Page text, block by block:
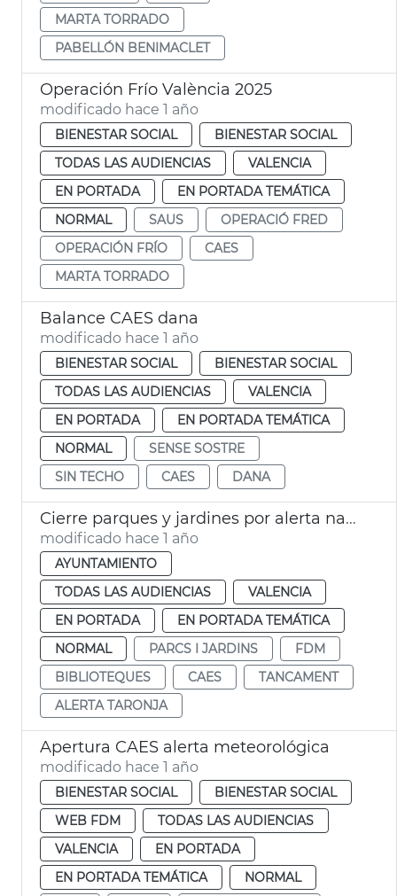
MARTA TORRADO
PABELLÓN BENIMACLET
Operación Frío València 2025
modificado hace 1 año
BIENESTAR SOCIAL
BIENESTAR SOCIAL
TODAS LAS AUDIENCIAS
VALENCIA
EN PORTADA
EN PORTADA TEMÁTICA
NORMAL
SAUS
OPERACIÓ FRED
OPERACIÓN FRÍO
CAES
MARTA TORRADO
Balance CAES dana
modificado hace 1 año
BIENESTAR SOCIAL
BIENESTAR SOCIAL
TODAS LAS AUDIENCIAS
VALENCIA
EN PORTADA
EN PORTADA TEMÁTICA
NORMAL
SENSE SOSTRE
SIN TECHO
CAES DANA
Cierre parques y jardines por alerta naranja
modificado hace 1 año
AYUNTAMIENTO
TODAS LAS AUDIENCIAS
VALENCIA
EN PORTADA
EN PORTADA TEMÁTICA
NORMAL
PARCS I JARDINS
FDM
BIBLIOTEQUES
CAES
TANCAMENT
ALERTA TARONJA
Apertura CAES alerta meteorológica
modificado hace 1 año
BIENESTAR SOCIAL
BIENESTAR SOCIAL
WEB FDM
TODAS LAS AUDIENCIAS
VALENCIA
EN PORTADA
EN PORTADA TEMÁTICA
NORMAL